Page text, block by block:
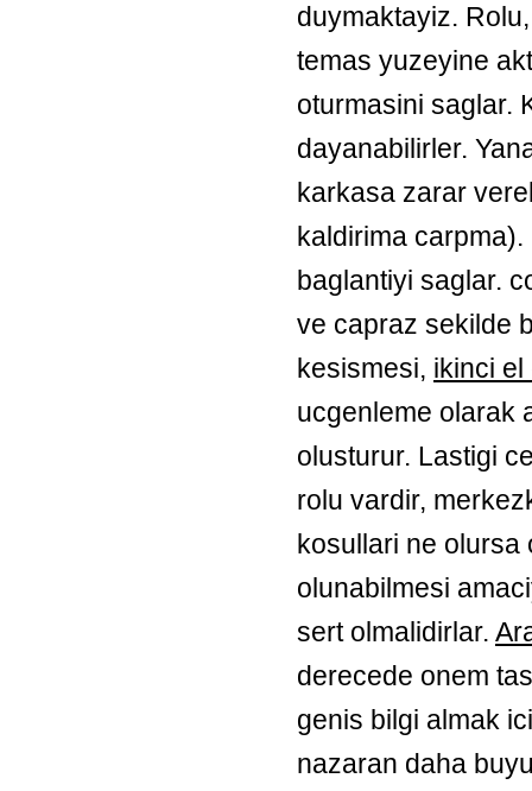
duymaktayiz.
temas yuzeyine
oturmasini saglar.
dayanabilirler.
karkasa zarar
kaldirima
baglantiyi saglar.
ve capraz sekilde
kesismesi, ikinci el
ucgenleme olarak
olusturur. Lastigi
rolu vardir,
kosullari ne olursa
olunabilmesi
sert olmalidirlar.
derecede onem
genis bilgi almak
nazaran daha